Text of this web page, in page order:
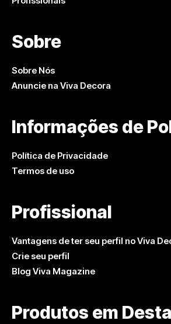
Sobre
Sobre Nós
Anuncie na Viva Decora
Informações de
Política de Privacidade
Termos de uso
Profissional
Vantagens de ter seu perfil no Viva
Crie seu perfil
Blog Viva Magazine
Produtos em